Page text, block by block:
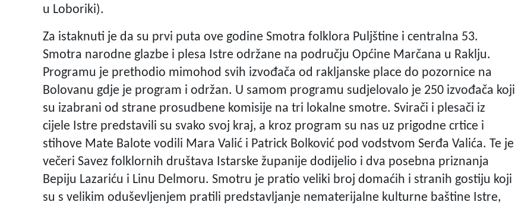
u Loboriki).
Za istaknuti je da su prvi puta ove godine Smotra folklora Puljštine i centralna 53.
Smotra narodne glazbe i plesa Istre održane na području Općine Marčana u Raklju.
Programu je prethodio mimohod svih izvođača od rakljanske place do pozornice na
Bolovanu gdje je program i održan. U samom programu sudjelovalo je 250 izvođača koji
su izabrani od strane prosudbene komisije na tri lokalne smotre. Svirači i plesači iz
cijele Istre predstavili su svako svoj kraj, a kroz program su nas uz prigodne crtice i
stihove Mate Balote vodili Mara Valić i Patrick Bolković pod vodstvom Serđa Valića. Te je
večeri Savez folklornih društava Istarske županije dodijelio i dva posebna priznanja
Bepiju Lazariću i Linu Delmoru. Smotru je pratio veliki broj domaćih i stranih gostiju koji
su s velikim oduševljenjem pratili predstavljanje nematerijalne kulturne baštine Istre,